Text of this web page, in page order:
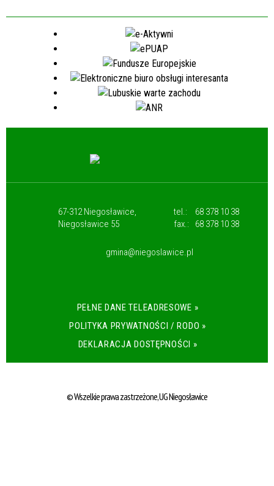
67-312 Niegosławice,
Niegosławice 55
tel.:
68 378 10 38
fax.:
68 378 10 38
gmina@niegoslawice.pl
PEŁNE DANE TELEADRESOWE »
POLITYKA PRYWATNOŚCI / RODO »
DEKLARACJA DOSTĘPNOŚCI »
© Wszelkie prawa zastrzeżone, UG Niegosławice